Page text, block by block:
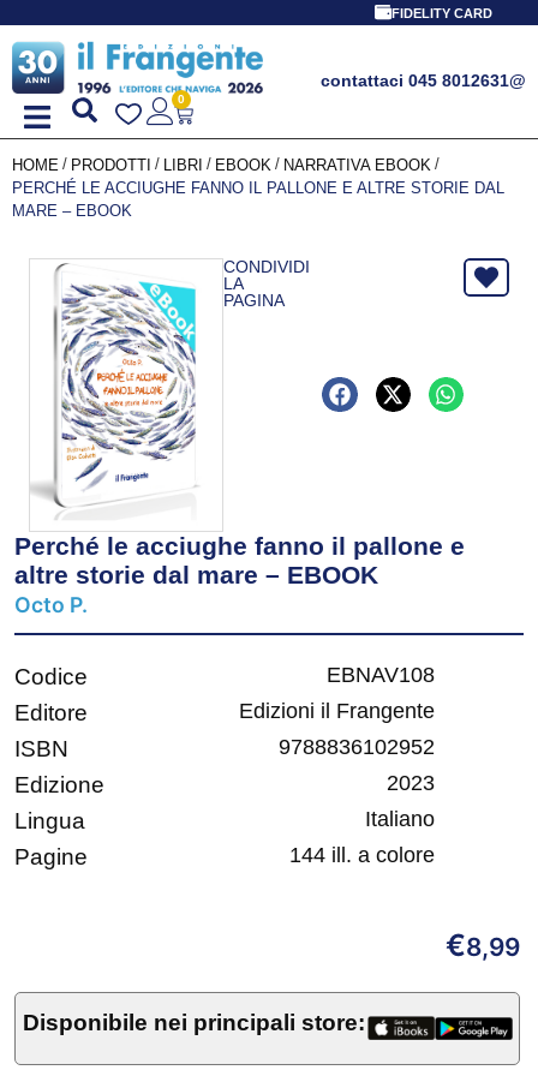
FIDELITY CARD
contattaci 045 8012631@
0
HOME / PRODOTTI / LIBRI / EBOOK / NARRATIVA EBOOK /
PERCHÉ LE ACCIUGHE FANNO IL PALLONE E ALTRE STORIE DAL
MARE – EBOOK
CONDIVIDI
LA
PAGINA
Perché le acciughe fanno il pallone e
altre storie dal mare – EBOOK
Octo P.
Codice EBNAV108
Editore Edizioni il Frangente
ISBN 9788836102952
Edizione 2023
Lingua Italiano
Pagine 144 ill. a colore
€8,99
Disponibile nei principali store: